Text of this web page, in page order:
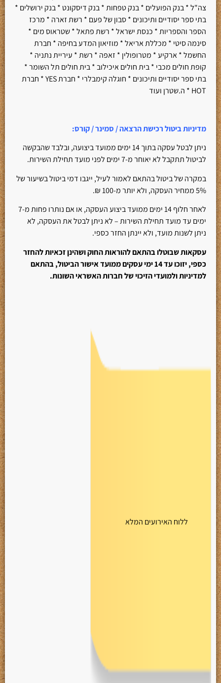
צה"ל * בנק הפועלים * בנק טפחות * בנק דיסקונט * בנק ירושלים *
בתי ספר יסודיים ותיכונים * סבון של פעם * רשת זארה * מרכז
הספר והספריות * כנסת ישראל * רשת פתאל * שטראוס מים *
סינמה סיטי * מכללת אריאל * מוזיאון המדע בחיפה * חברת
החשמל * ארקיע * מטרופולין * זאפה * רשת * עיריית נתניה *
קופת חולים מכבי * בית חולים איכילוב * בית חולים תל השומר *
בתי ספר יסודיים ותיכונים * חוגלה קימבלרי * חברת YES * חברת
HOT * ה.שטרן ועוד
מדיניות ביטול רכישת הרצאה / סמינר / קורס:
ניתן לבטל עסקה בתוך 14 ימים ממועד ביצועה, ובלבד שהבקשה
לביטול תתקבל לא יאוחר מ-7 ימים לפני מועד תחילת השירות.
במקרה של ביטול בהתאם לאמור לעיל, ייגבו דמי ביטול בשיעור של
5% ממחיר העסקה, ולא יותר מ-100 ₪.
לאחר חלוף 14 ימים ממועד ביצוע העסקה, או אם נותרו פחות מ-7
ימים עד מועד תחילת השירות – לא ניתן לבטל את העסקה, לא
ניתן לשנות מועד, ולא יינתן החזר כספי.
עסקאות שבוטלו בהתאם להוראות החוק ושהינן זכאיות להחזר
כספי, יזוכו עד 14 ימי עסקים ממועד אישור הביטול, בהתאם
למדיניות ולמועדי הזיכוי של חברות האשראי השונות.
ללוח האירועים המלא